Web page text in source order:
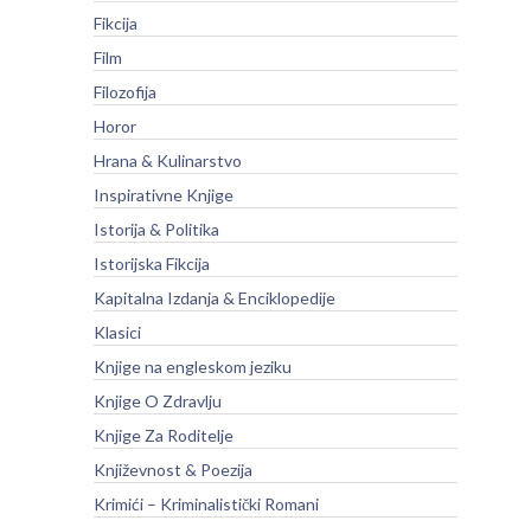
Fikcija
Film
Filozofija
Horor
Hrana & Kulinarstvo
Inspirativne Knjige
Istorija & Politika
Istorijska Fikcija
Kapitalna Izdanja & Enciklopedije
Klasici
Knjige na engleskom jeziku
Knjige O Zdravlju
Knjige Za Roditelje
Književnost & Poezija
Krimići – Kriminalistički Romani